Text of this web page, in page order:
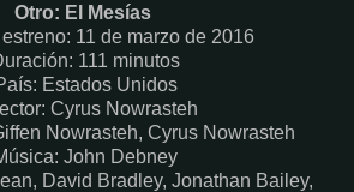
Otro: El Mesías
11 de marzo de 2016
111 minutos
Estados Unidos
Cyrus Nowrasteh
Nowrasteh, Cyrus Nowrasteh
John Debney
David Bradley, Jonathan Bailey,